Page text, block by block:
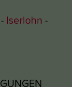
Iserlohn